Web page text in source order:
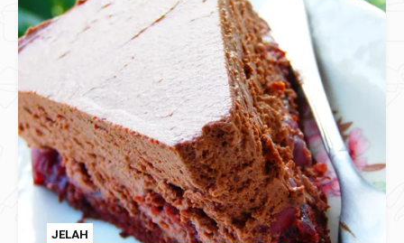
JELAH